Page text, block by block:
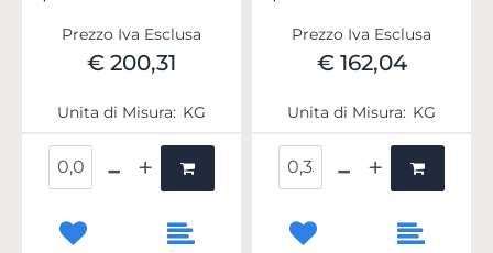
Prezzo Iva Esclusa
€ 200,31
Unita di Misura: KG
Prezzo Iva Esclusa
€ 162,04
Unita di Misura: KG